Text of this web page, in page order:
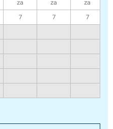
van onze accommodaties. De
za za
za
7 7 7